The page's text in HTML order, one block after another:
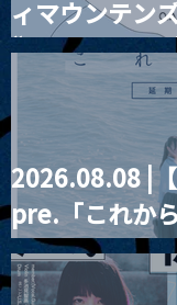
ィマウンテン
“HALL-IN-
2026.08.08 |
pre.「これか
Blurred City
とベルリンの